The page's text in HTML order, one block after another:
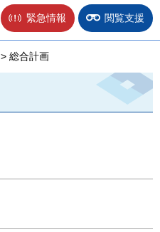
緊急情報 閲覧支援
> 総合計画